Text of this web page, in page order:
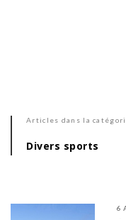
Articles dans la
Divers sports
6